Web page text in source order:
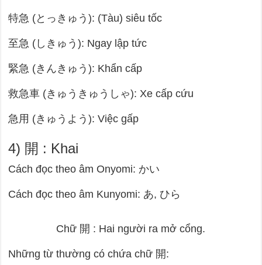
特急 (とっきゅう): (Tàu) siêu tốc
至急 (しきゅう): Ngay lập tức
緊急 (きんきゅう): Khẩn cấp
救急車 (きゅうきゅうしゃ): Xe cấp cứu
急用 (きゅうよう): Việc gấp
4) 開 : Khai
Cách đọc theo âm Onyomi: かい
Cách đọc theo âm Kunyomi: あ, ひら
Chữ 開 : Hai người ra mở cổng.
Những từ thường có chứa chữ 開: